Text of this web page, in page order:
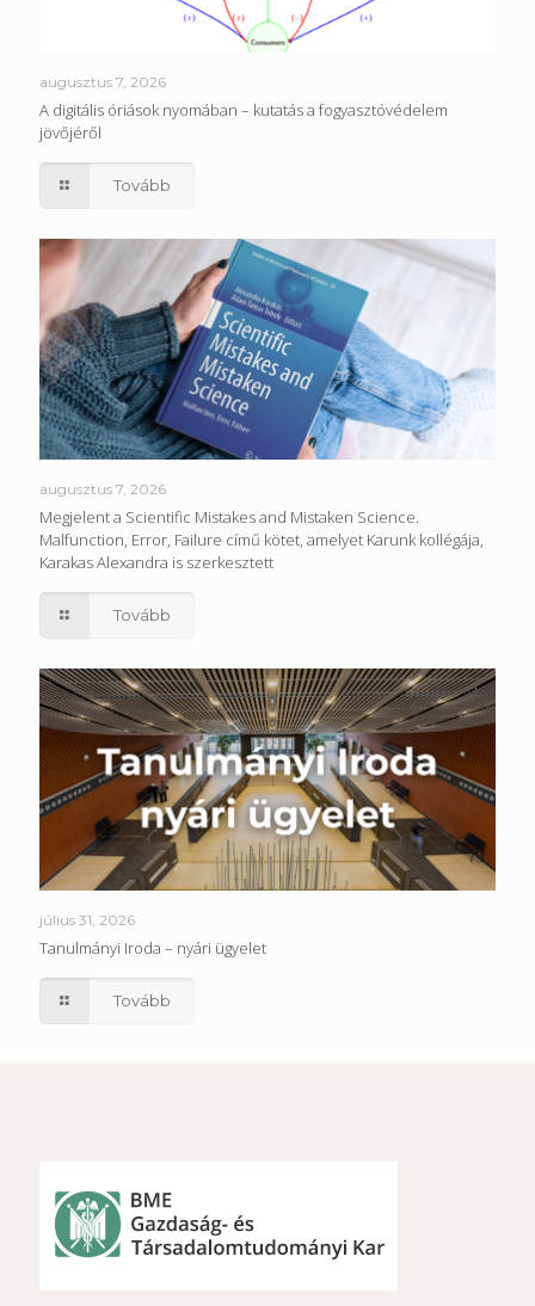
augusztus 7, 2026
A digitális óriások nyomában – kutatás a fogyasztóvédelem
jövőjéről
Tovább
augusztus 7, 2026
Megjelent a Scientific Mistakes and Mistaken Science.
Malfunction, Error, Failure című kötet, amelyet Karunk kollégája,
Karakas Alexandra is szerkesztett
Tovább
július 31, 2026
Tanulmányi Iroda – nyári ügyelet
Tovább